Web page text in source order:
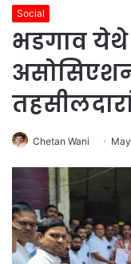
Social
भडगाव
Chetan Wani